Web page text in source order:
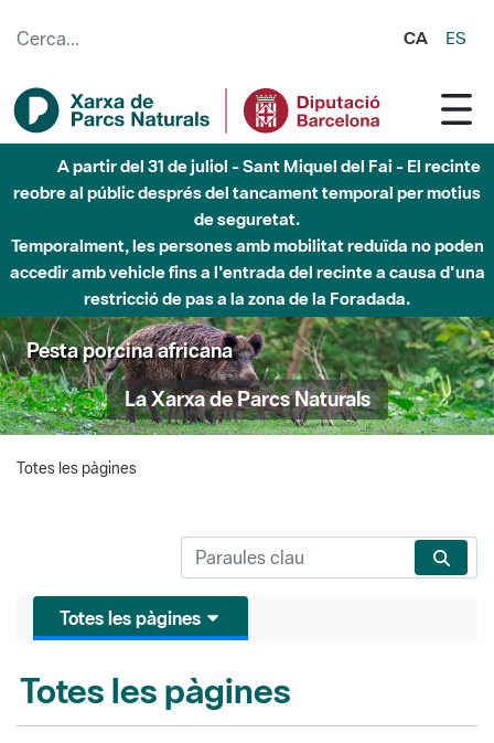
CA ES
A partir del 31 de juliol - Sant Miquel del Fai - El recinte
reobre al públic després del tancament temporal per motius
de seguretat.
Temporalment, les persones amb mobilitat reduïda no poden
accedir amb vehicle fins a l'entrada del recinte a causa d'una
restricció de pas a la zona de la Foradada.
Pesta porcina africana
La Xarxa de Parcs Naturals
Totes les pàgines
Totes les pàgines
Totes les pàgines